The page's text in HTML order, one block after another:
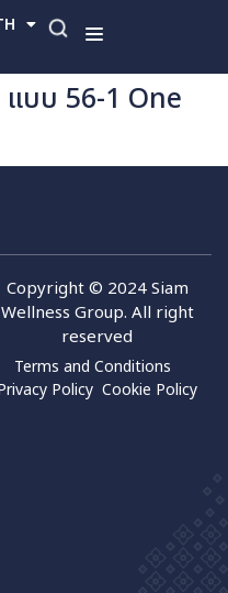
แบบ 56-1 One
Copyright © 2024 Siam
Wellness Group. All right
reserved
Terms and Conditions
Policy Cookie Policy